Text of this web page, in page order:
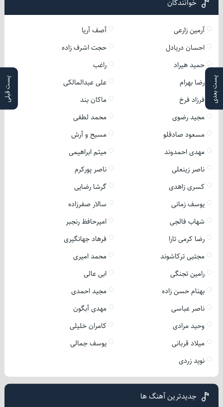
پست بعدی پست قبلی
خوانندگان
آرمین زارعی
آصف آریا
احسان دریادل
حجت اشرف زاده
حمید هیراد
راغب
رضا بهرام
علی عبدالمالکی
فرزاد فرخ
ماکان بند
مجید رضوی
محمد لطفی
مسعود صادقلو
مسیح و آرش
مهدی احمدوند
میثم ابراهیمی
ناصر زینعلی
ناصر پورکرم
کسری زاهدی
گرشا رضایی
یوسف زمانی
سالار صفرزاده
شهاب فالجی
امیرحافظ رنجبر
رضا کرمی تارا
فرهاد جهانگیری
مجتبی ترکاشوند
محمد امیری
رامین تجنگی
ابی عالی
بهنام حسن زاده
مجید احمدی
ناصر عباسی
مهدی آبگون
وحید مرادی
کامران خلیلی
میلاد قربانی
یوسف جمالی
نوید زردی
جدیدترین آهنگ ها